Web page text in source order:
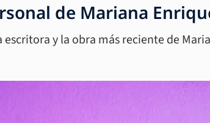
de Mariana
y la obra más reciente de